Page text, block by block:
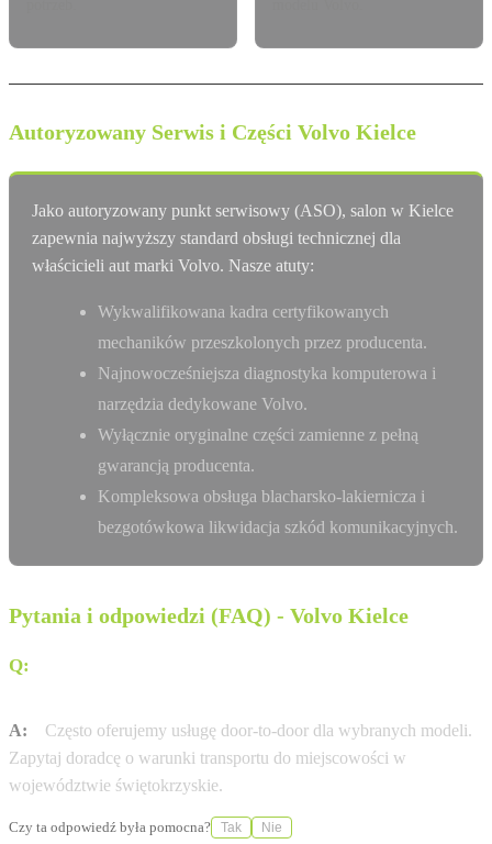
Autoryzowany Serwis i Części Volvo Kielce
Jako autoryzowany punkt serwisowy (ASO), salon w Kielce
zapewnia najwyższy standard obsługi technicznej dla
właścicieli aut marki Volvo. Nasze atuty:
Wykwalifikowana kadra certyfikowanych
mechaników przeszkolonych przez producenta.
Najnowocześniejsza diagnostyka komputerowa i
narzędzia dedykowane Volvo.
Wyłącznie oryginalne części zamienne z pełną
gwarancją producenta.
Kompleksowa obsługa blacharsko-lakiernicza i
bezgotówkowa likwidacja szkód komunikacyjnych.
Pytania i odpowiedzi (FAQ) - Volvo Kielce
Q:
A:
Często oferujemy usługę door-to-door dla wybranych modeli.
Zapytaj doradcę o warunki transportu do miejscowości w
województwie świętokrzyskie.
Czy ta odpowiedź była pomocna? Tak Nie